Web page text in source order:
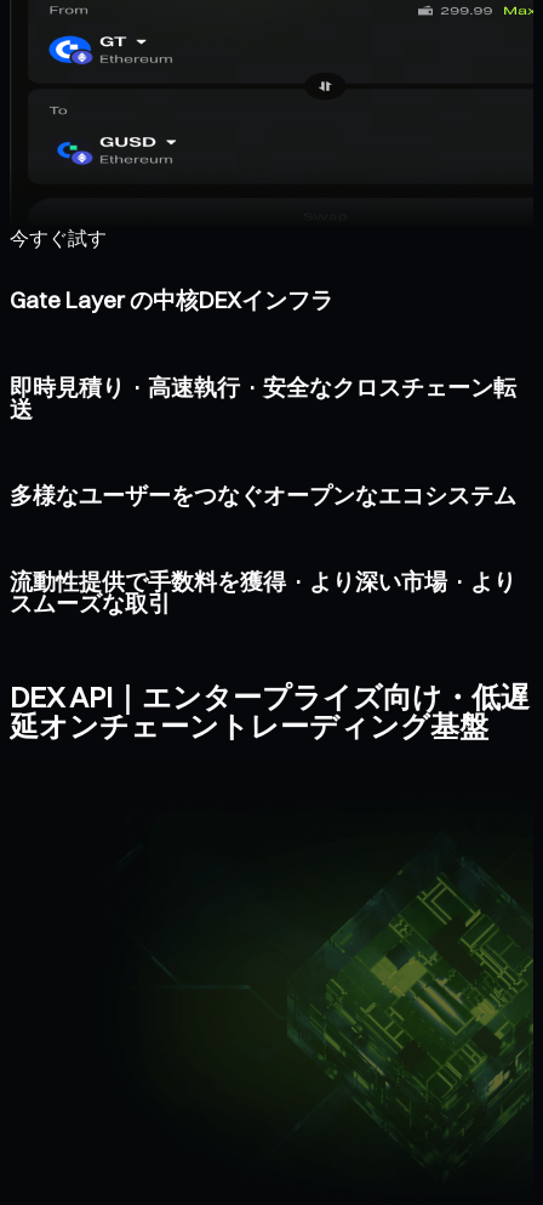
今すぐ試す
Gate Layer の中核DEXインフラ
即時見積り · 高速執行 · 安全なクロスチェーン転
送
多様なユーザーをつなぐオープンなエコシステム
流動性提供で手数料を獲得 · より深い市場 · より
スムーズな取引
DEX API｜エンタープライズ向け・低遅
延オンチェーントレーディング基盤